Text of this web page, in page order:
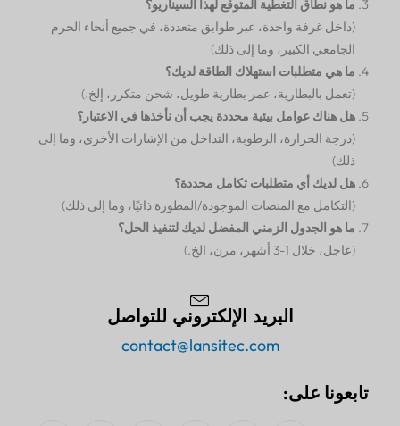
ما هو نطاق التغطية المتوقع لهذا السيناريو؟
(داخل غرفة واحدة، عبر طوابق متعددة، في جميع أنحاء الحرم
الجامعي الكبير، وما إلى ذلك)
ما هي متطلبات استهلاك الطاقة لديك؟
(تعمل بالبطارية، عمر بطارية طويل، شحن متكرر، إلخ.)
هل هناك عوامل بيئية محددة يجب أن نأخذها في الاعتبار؟
(درجة الحرارة، الرطوبة، التداخل من الإشارات الأخرى، وما إلى
ذلك)
هل لديك أي متطلبات تكامل محددة؟
(التكامل مع المنصات الموجودة/المطورة ذاتيًا، وما إلى ذلك)
ما هو الجدول الزمني المفضل لديك لتنفيذ الحل؟
(عاجل، خلال 1-3 أشهر، مرن، الخ.)
البريد الإلكتروني للتواصل
contact@lansitec.com
تابعونا على: